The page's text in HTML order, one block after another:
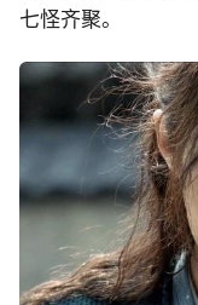
七怪齐聚。